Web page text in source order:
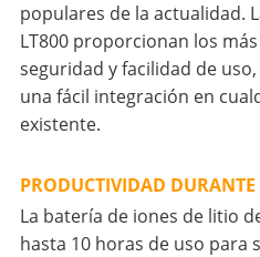
populares de la actualidad.
LT800 proporcionan los
seguridad y facilidad de
una fácil integración en
existente.
PRODUCTIVIDAD
La batería de iones de litio
hasta 10 horas de uso para